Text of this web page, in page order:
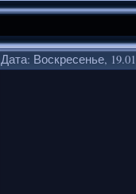
Дата: Воскресенье,